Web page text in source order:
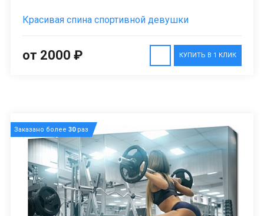
Красивая спина спортивной девушки
КУПИТЬ В 1 КЛИК
от 2000 ₽
Заказано более 30раз